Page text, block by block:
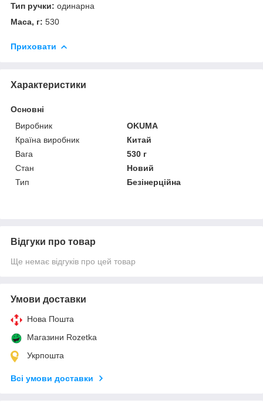
Тип ручки: одинарна
Маса, г: 530
Приховати
Характеристики
Основні
Виробник
OKUMA
Країна виробник
Китай
Вага
530 г
Стан
Новий
Тип
Безінерційна
Відгуки про товар
Ще немає відгуків про цей товар
Умови доставки
Нова Пошта
Магазини Rozetka
Укрпошта
Всі умови доставки